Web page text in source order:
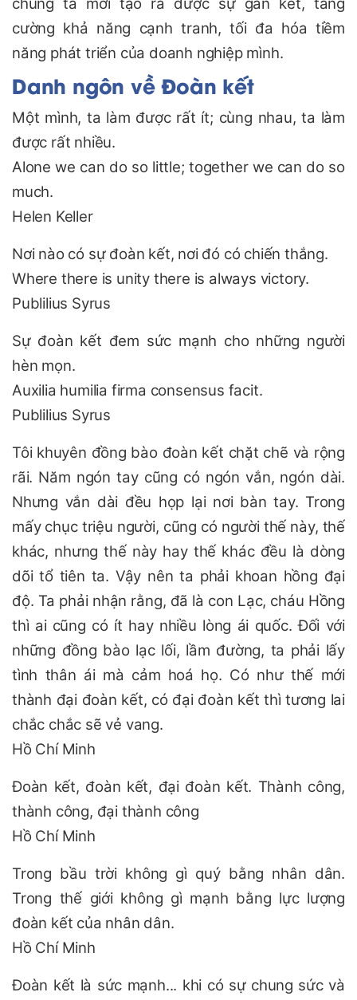
chúng ta mới tạo ra được sự gắn kết, tăng
cường khả năng cạnh tranh, tối đa hóa tiềm
năng phát triển của doanh nghiệp mình.
Danh ngôn về Đoàn kết
Một mình, ta làm được rất ít; cùng nhau, ta làm
được rất nhiều.
Alone we can do so little; together we can do so
much.
Helen Keller
Nơi nào có sự đoàn kết, nơi đó có chiến thắng.
Where there is unity there is always victory.
Publilius Syrus
Sự đoàn kết đem sức mạnh cho những người
hèn mọn.
Auxilia humilia firma consensus facit.
Publilius Syrus
Tôi khuyên đồng bào đoàn kết chặt chẽ và rộng
rãi. Năm ngón tay cũng có ngón vắn, ngón dài.
Nhưng vắn dài đều họp lại nơi bàn tay. Trong
mấy chục triệu người, cũng có người thế này, thế
khác, nhưng thế này hay thế khác đều là dòng
dõi tổ tiên ta. Vậy nên ta phải khoan hồng đại
độ. Ta phải nhận rằng, đã là con Lạc, cháu Hồng
thì ai cũng có ít hay nhiều lòng ái quốc. Đối với
những đồng bào lạc lối, lầm đường, ta phải lấy
tình thân ái mà cảm hoá họ. Có như thế mới
thành đại đoàn kết, có đại đoàn kết thì tương lai
chắc chắc sẽ vẻ vang.
Hồ Chí Minh
Đoàn kết, đoàn kết, đại đoàn kết. Thành công,
thành công, đại thành công
Hồ Chí Minh
Trong bầu trời không gì quý bằng nhân dân.
Trong thế giới không gì mạnh bằng lực lượng
đoàn kết của nhân dân.
Hồ Chí Minh
Đoàn kết là sức mạnh... khi có sự chung sức và